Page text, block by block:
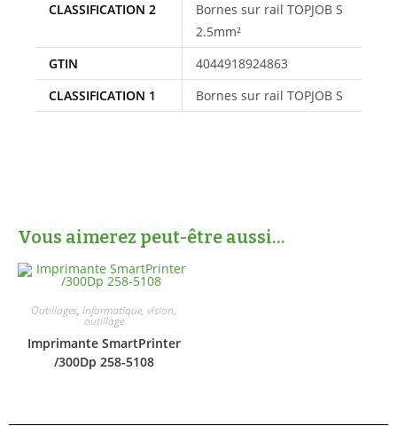
CLASSIFICATION 2
Bornes sur rail TOPJOB S
2.5mm²
GTIN
4044918924863
CLASSIFICATION 1
Bornes sur rail TOPJOB S
Vous aimerez peut-être aussi…
Outillages, Informatique, vision,
outillage
Imprimante SmartPrinter
/300Dp 258-5108